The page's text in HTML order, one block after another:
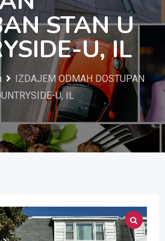
STAN U
U, IL
IZDAJEM ODMAH DOSTUPAN
U, IL